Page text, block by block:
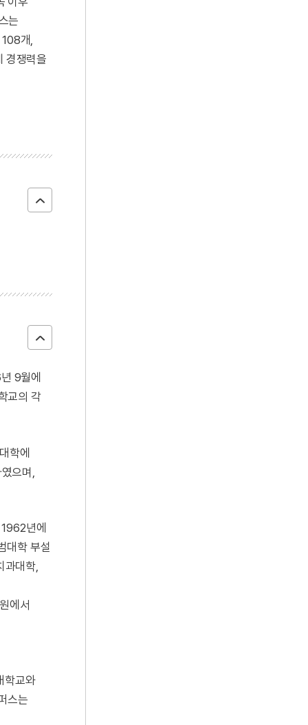
는
개,
경쟁력을
9월에
교의 각
학에
으며,
년에
대학 부설
과대학,
에서
학교와
스는